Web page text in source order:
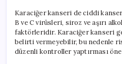
Karaciğer kanseri de ciddi
B ve C virüsleri, siroz ve aşırı
faktörleridir. Karaciğer kanseri
belirti vermeyebilir, bu nedenle
düzenli kontroller yaptırması